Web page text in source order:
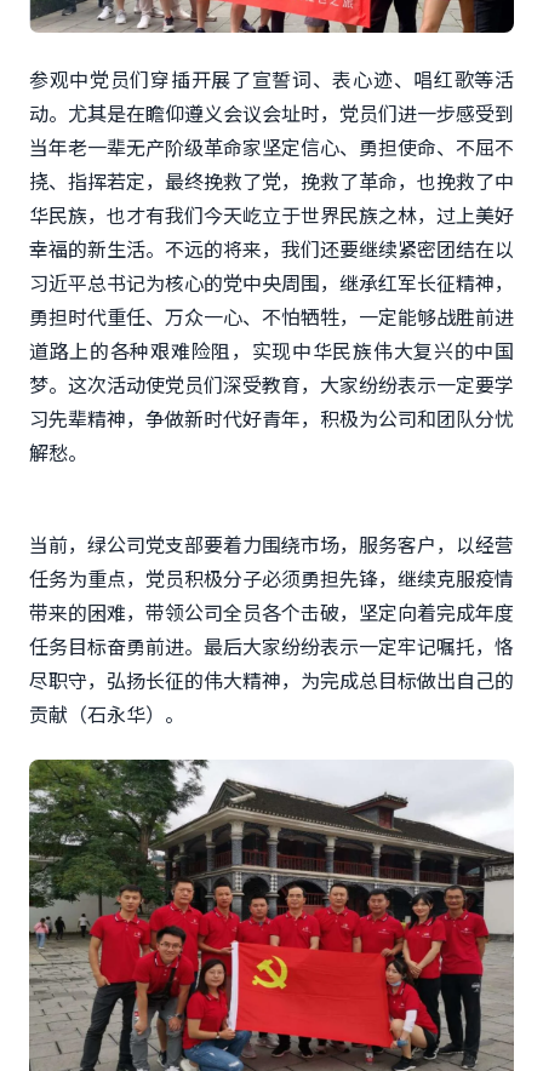
参观中党员们穿插开展了宣誓词、表心迹、唱红歌等活
动。尤其是在瞻仰遵义会议会址时，党员们进一步感受到
当年老一辈无产阶级革命家坚定信心、勇担使命、不屈不
挠、指挥若定，最终挽救了党，挽救了革命，也挽救了中
华民族，也才有我们今天屹立于世界民族之林，过上美好
幸福的新生活。不远的将来，我们还要继续紧密团结在以
习近平总书记为核心的党中央周围，继承红军长征精神，
勇担时代重任、万众一心、不怕牺牲，一定能够战胜前进
道路上的各种艰难险阻，实现中华民族伟大复兴的中国
梦。这次活动使党员们深受教育，大家纷纷表示一定要学
习先辈精神，争做新时代好青年，积极为公司和团队分忧
解愁。
当前，绿公司党支部要着力围绕市场，服务客户，以经营
任务为重点，党员积极分子必须勇担先锋，继续克服疫情
带来的困难，带领公司全员各个击破，坚定向着完成年度
任务目标奋勇前进。最后大家纷纷表示一定牢记嘱托，恪
尽职守，弘扬长征的伟大精神，为完成总目标做出自己的
贡献（石永华）。